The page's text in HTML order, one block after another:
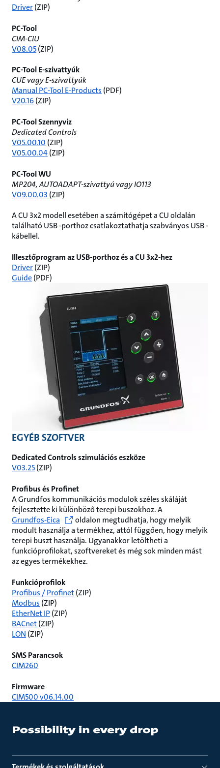
Driver(ZIP)
PC-Tool
CIM-CIU
V08.05(ZIP)
PC-Tool E-szivattyúk
CUE vagy E-szivattyúk
Manual PC-Tool E-Products (PDF)
V20.16(ZIP)
PC-Tool Szennyvíz
Dedicated Controls
V05.00.10 (ZIP)
V05.00.04(ZIP)
PC-Tool WU
MP204, AUTOADAPT-szivattyú vagy IO113
V09.00.03 (ZIP)
A CU 3x2 modell esetében a számítógépet a CU oldalán
található USB -porthoz csatlakoztathatja szabványos USB -
kábellel.
Illesztőprogram az USB-porthoz és a CU 3x2-hez
Driver(ZIP)
Guide(PDF)
EGYÉB SZOFTVER
Dedicated Controls szimulációs eszköze
V03.25(ZIP)
Profibus és Profinet
A Grundfos kommunikációs modulok széles skáláját
fejlesztette ki különböző terepi buszokhoz. A
Grundfos-Eica
oldalon megtudhatja, hogy melyik
modult használja a termékhez, attól függően, hogy melyik
terepi buszt használja. Ugyanakkor letöltheti a
funkcióprofilokat, szoftvereket és még sok minden mást
az egyes termékekhez.
Funkcióprofilok
Profibus / Profinet(ZIP)
Modbus (ZIP)
EtherNet IP(ZIP)
BACnet(ZIP)
LON (ZIP)
SMS Parancsok
CIM260
Firmware
CIM500 v06.14.00